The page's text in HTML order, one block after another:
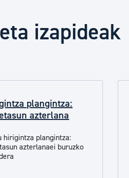
izapideak
plangintza:
azterlana
hirigintza plangintza:
azterlanaei buruzko